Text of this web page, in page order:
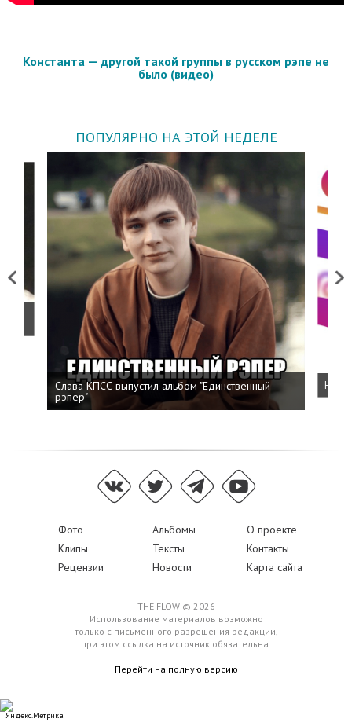
Константа — другой такой группы в русском рэпе не
было (видео)
ПОПУЛЯРНО НА ЭТОЙ НЕДЕЛЕ
Previous
Слава КПСС выпустил альбом "Единственный
рэпер"
Next
Фото Альбомы
О проекте
Клипы
Тексты
Контакты
Рецензии
Новости Карта сайта
THE FLOW © 2026
Использование материалов возможно
только с письменного разрешения редакции,
при этом ссылка на источник обязательна.
Перейти на полную версию